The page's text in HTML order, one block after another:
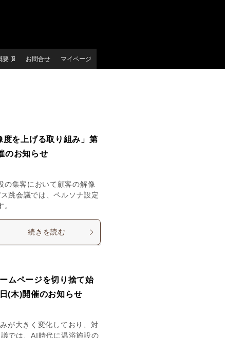
要 お問合せ マイページ
度を上げる取り組み」第
のお知らせ
の集客において顧客の解像
跳会議では、ペルソナ設定
続きを読む
ムページを切り捨て始
(木)開催のお知らせ
が大きく変化しており、対
では、AI時代に温浴施設の